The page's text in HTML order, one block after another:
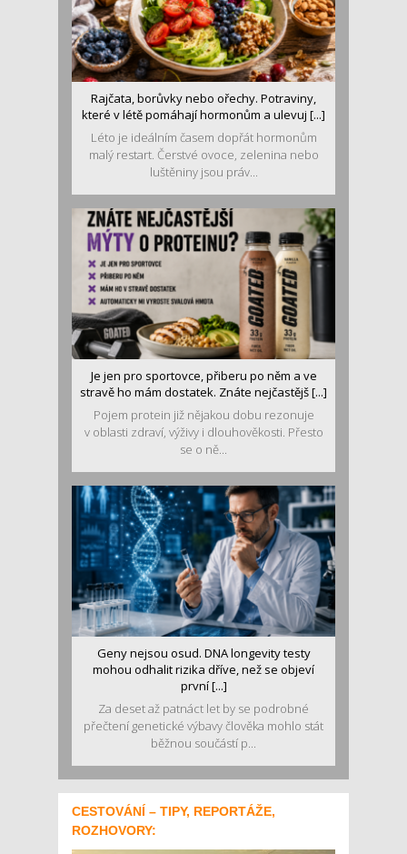
Rajčata, borůvky nebo ořechy. Potraviny,
které v létě pomáhají hormonům a ulevuj [...]
Léto je ideálním časem dopřát hormonům
malý restart. Čerstvé ovoce, zelenina nebo
luštěniny jsou práv...
Je jen pro sportovce, přiberu po něm a ve
stravě ho mám dostatek. Znáte nejčastějš [...]
Pojem protein již nějakou dobu rezonuje
v oblasti zdraví, výživy i dlouhověkosti. Přesto
se o ně...
Geny nejsou osud. DNA longevity testy
mohou odhalit rizika dříve, než se objeví
první [...]
Za deset až patnáct let by se podrobné
přečtení genetické výbavy člověka mohlo stát
běžnou součástí p...
CESTOVÁNÍ – TIPY, REPORTÁŽE,
ROZHOVORY: